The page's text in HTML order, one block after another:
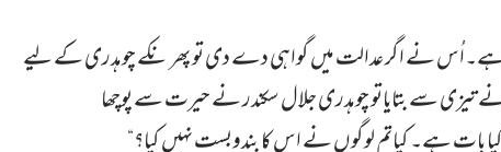
ہے۔اُس نے اگر عدالت میں گواہی دے دی تو پھر نکے چوہدری کے لیے
سے بتایاتو چوہدری جلال سکندر نے حیرت سے پوچھا
بات ہے۔ کیاتم لوگوں نے اس کا بندوبست نہیں کیا؟“